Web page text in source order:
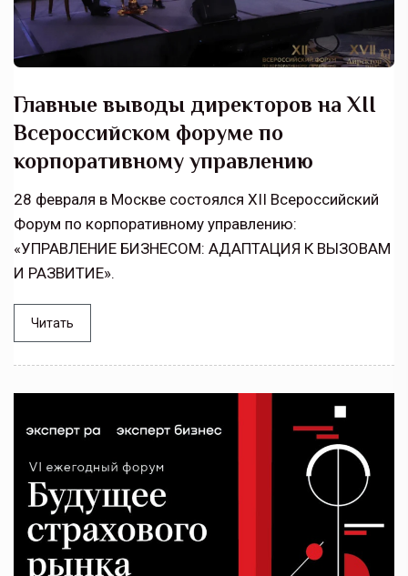
Главные выводы директоров на XII
Всероссийском форуме по
корпоративному управлению
28 февраля в Москве состоялся XII Всероссийский
Форум по корпоративному управлению:
«УПРАВЛЕНИЕ БИЗНЕСОМ: АДАПТАЦИЯ К ВЫЗОВАМ
И РАЗВИТИЕ».
Читать